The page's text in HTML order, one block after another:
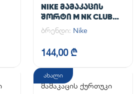
NIKE ᲛᲐᲛᲐᲙᲐᲪᲘᲡ
ᲨᲝᲠᲢᲘ M NK CLUB
FLOW SHORT
ბრენდი: Nike
144,00 ₾
ახალი
მამაკაცის ქურთუკი